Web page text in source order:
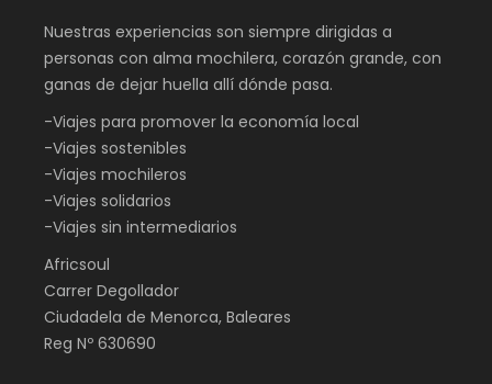
Nuestras experiencias son siempre dirigidas a
personas con alma mochilera, corazón grande, con
ganas de dejar huella allí dónde pasa.
-Viajes para promover la economía local
-Viajes sostenibles
-Viajes mochileros
-Viajes solidarios
-Viajes sin intermediarios
Africsoul
Carrer Degollador
Ciudadela de Menorca, Baleares
Reg Nº 630690